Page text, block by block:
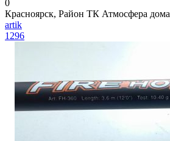
0
Красноярск, Район ТК Атмосфера дома
artik
1296